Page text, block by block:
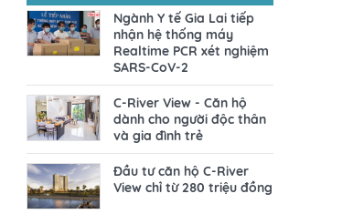
Ngành Y tế Gia Lai tiếp
nhận hệ thống máy
Realtime PCR xét nghiệm
SARS-CoV-2
C-River View - Căn hộ
dành cho người độc thân
và gia đình trẻ
Đầu tư căn hộ C-River
View chỉ từ 280 triệu đồng